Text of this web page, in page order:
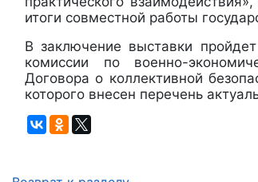
итоги совместной работы
В заключение выставки
комиссии по военно-
Договора о коллективной
которого внесен перечень